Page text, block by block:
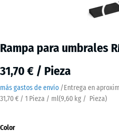
Rampa para umbrales
31,70 € / Pieza
más gastos de envío /Entrega en
31,70 € / 1 Pieza / ml(9,60 kg / Pieza)
Color